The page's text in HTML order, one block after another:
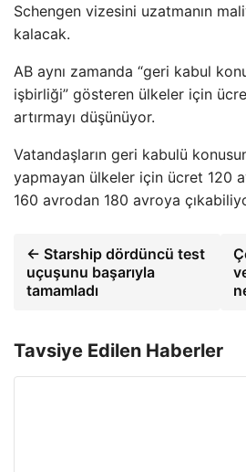
Schengen vizesini uzatmanın
kalacak.
AB aynı zamanda “geri kabul
işbirliği” gösteren ülkeler için
artırmayı düşünüyor.
Vatandaşların geri kabulü
yapmayan ülkeler için ücret 120
160 avrodan 180 avroya
← Starship dördüncü test
uçuşunu başarıyla
tamamladı
Tavsiye Edilen Haberler